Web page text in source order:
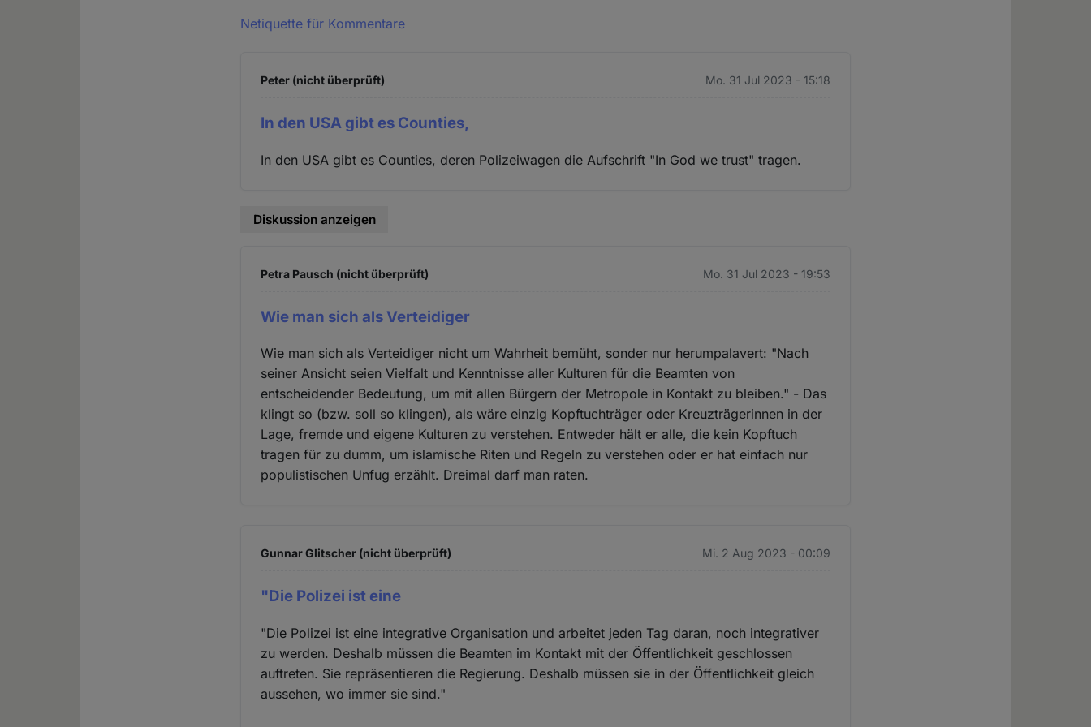
Netiquette für Kommentare
Peter (nicht überprüft) Mo. 31 Jul 2023 - 15:18
In den USA gibt es Counties,
In den USA gibt es Counties, deren Polizeiwagen die Aufschrift "In God we trust" tragen.
Diskussion anzeigen
Petra Pausch (nicht überprüft) Mo. 31 Jul 2023 - 19:53
Wie man sich als Verteidiger
Wie man sich als Verteidiger nicht um Wahrheit bemüht, sonder nur herumpalavert: "Nach
seiner Ansicht seien Vielfalt und Kenntnisse aller Kulturen für die Beamten von
entscheidender Bedeutung, um mit allen Bürgern der Metropole in Kontakt zu bleiben." - Das
klingt so (bzw. soll so klingen), als wäre einzig Kopftuchträger oder Kreuzträgerinnen in der
Lage, fremde und eigene Kulturen zu verstehen. Entweder hält er alle, die kein Kopftuch
tragen für zu dumm, um islamische Riten und Regeln zu verstehen oder er hat einfach nur
populistischen Unfug erzählt. Dreimal darf man raten.
Gunnar Glitscher (nicht überprüft) Mi. 2 Aug 2023 - 00:09
"Die Polizei ist eine
"Die Polizei ist eine integrative Organisation und arbeitet jeden Tag daran, noch integrativer
zu werden. Deshalb müssen die Beamten im Kontakt mit der Öffentlichkeit geschlossen
auftreten. Sie repräsentieren die Regierung. Deshalb müssen sie in der Öffentlichkeit gleich
aussehen, wo immer sie sind."